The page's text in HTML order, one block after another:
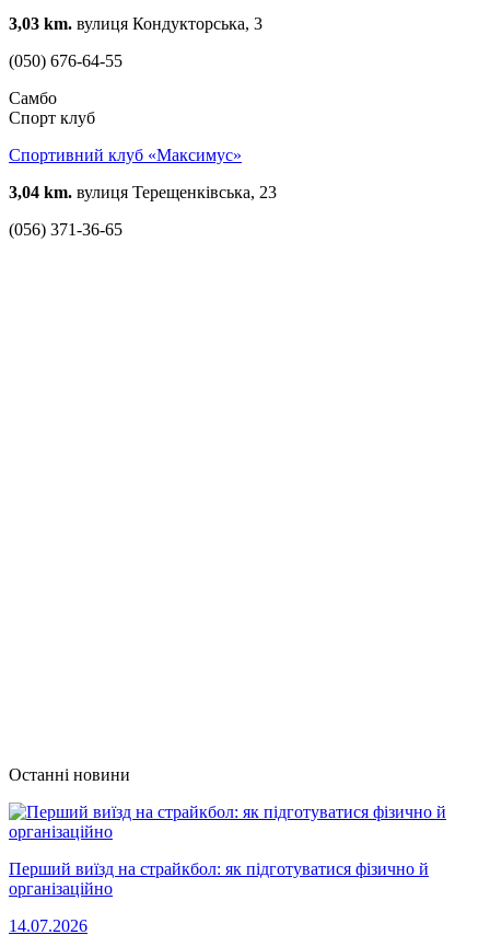
3,03 km. вулиця Кондукторська, 3
(050) 676-64-55
Самбо
Спорт клуб
Спортивний клуб «Максимус»
3,04 km. вулиця Терещенківська, 23
(056) 371-36-65
Останні новини
Перший виїзд на страйкбол: як підготуватися фізично й
організаційно
14.07.2026